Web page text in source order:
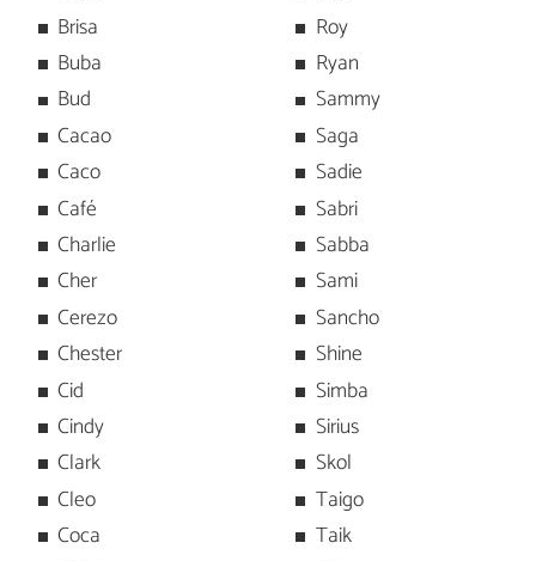
Brisa
Buba
Bud
Cacao
Caco
Café
Charlie
Cher
Cerezo
Chester
Cid
Cindy
Clark
Cleo
Coca
Roy
Ryan
Sammy
Saga
Sadie
Sabri
Sabba
Sami
Sancho
Shine
Simba
Sirius
Skol
Taigo
Taik